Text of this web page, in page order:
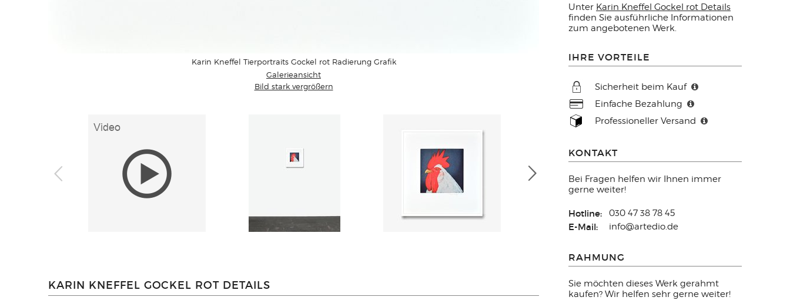
Karin Kneffel Tierportraits Gockel rot Radierung Grafik
Galerieansicht
Bild stark vergrößern
Unter Karin Kneffel Gockel rot Details
finden Sie ausführliche Informationen
zum angebotenen Werk.
IHRE VORTEILE
Sicherheit beim Kauf
Einfache Bezahlung
Professioneller Versand
KONTAKT
Bei Fragen helfen wir Ihnen immer
gerne weiter!
Hotline: 030 47 38 78 45
E-Mail: info@artedio.de
RAHMUNG
Sie möchten dieses Werk gerahmt
kaufen? Wir helfen sehr gerne weiter!
KARIN KNEFFEL GOCKEL ROT DETAILS